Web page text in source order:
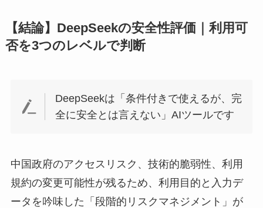
【結論】DeepSeekの安全性評価｜利用可
否を3つのレベルで判断
DeepSeekは「条件付きで使えるが、完
全に安全とは言えない」AIツールです
中国政府のアクセスリスク、技術的脆弱性、利用
規約の変更可能性が残るため、利用目的と入力デ
ータを吟味した「段階的リスクマネジメント」が